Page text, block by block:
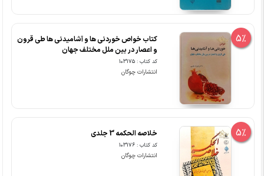
5%
کتاب خواص خوردنی ها و آشامیدنی ها طی قرون
و اعصار در بین ملل مختلف جهان
کد کتاب : 103175
انتشارات چوگان
5% خلاصه الحکمه 3 جلدی
کد کتاب : 103176
انتشارات چوگان